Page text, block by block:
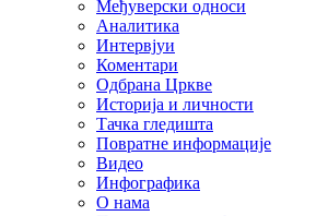
Међуверски односи
Аналитика
Интервјуи
Коментари
Одбрана Цркве
Историја и личности
Тачка гледишта
Повратне информације
Видео
Инфографика
О нама